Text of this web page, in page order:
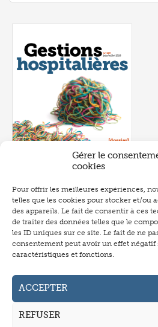
Gérer le
cookies
Pour offrir les meilleures expériences,
telles que les cookies pour stocker et/ou
des appareils. Le fait de consentir à ces
de traiter des données telles que le
les ID uniques sur ce site. Le fait de ne
consentement peut avoir un effet négatif
caractéristiques et fonctions.
ACCEPTER
REFUSER
Numéro 657- juin 2026
Annonceurs
Auteurs